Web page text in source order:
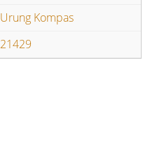
Urung Kompas
21429